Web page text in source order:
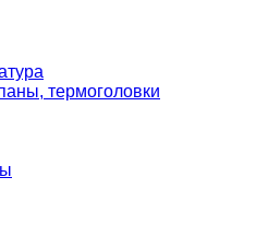
термоголовки